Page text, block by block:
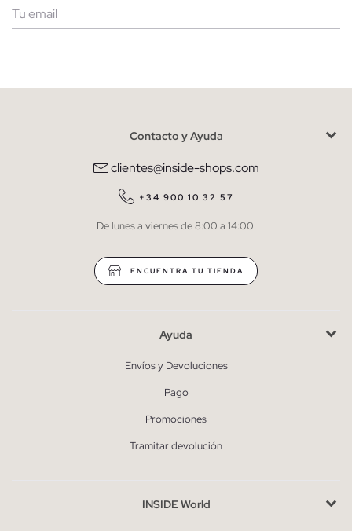
He leído y entiendo lapolítica de privacidad
QUIERO SUSCRIBIRME
* Puedes cancelar la suscripción en cualquier momento.
Contacto y Ayuda
clientes@inside-shops.com
+34 900 10 32 57
De lunes a viernes de 8:00 a 14:00.
ENCUENTRA TU TIENDA
Ayuda
Envíos y Devoluciones
Pago
Promociones
Tramitar devolución
INSIDE World